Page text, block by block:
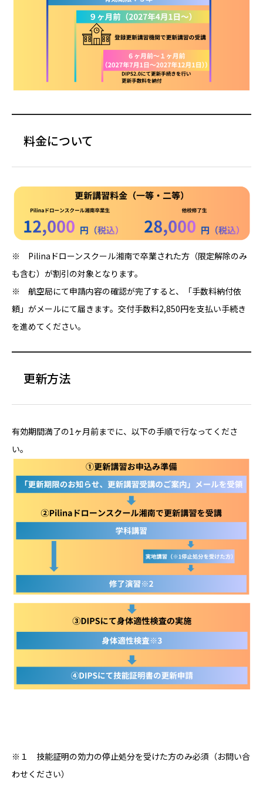
料金について
※ Pilinaドローンスクール湘南で卒業された方（限定解除のみ
も含む）が割引の対象となります。
※ 航空局にて申請内容の確認が完了すると、「手数料納付依
頼」がメールにて届きます。交付手数料2,850円を支払い手続き
を進めてください。
更新方法
有効期間満了の1ヶ月前までに、以下の手順で行なってくださ
い。
※１ 技能証明の効力の停止処分を受けた方のみ必須（お問い合
わせください）